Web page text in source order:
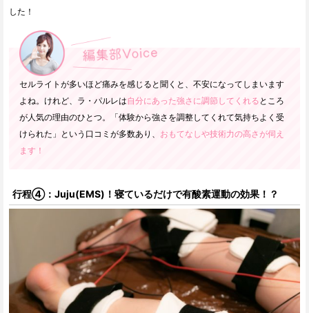
した！
セルライトが多いほど痛みを感じると聞くと、不安になってしまいます
よね。けれど、ラ・パルレは自分にあった強さに調節してくれる ところ
が人気の理由のひとつ。「体験から強さを調整してくれて気持ちよく受
けられた」という口コミが多数あり、 おもてなしや技術力の高さが伺え
ます！
行程④：Juju(EMS)！寝ているだけで有酸素運動の効果！？